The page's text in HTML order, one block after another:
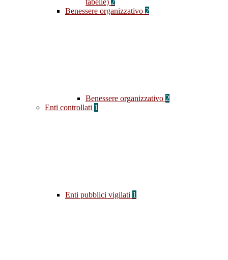
tabelle) 2
Benessere organizzativo 2
Benessere organizzativo 2
Enti controllati 1
Enti pubblici vigilati 1